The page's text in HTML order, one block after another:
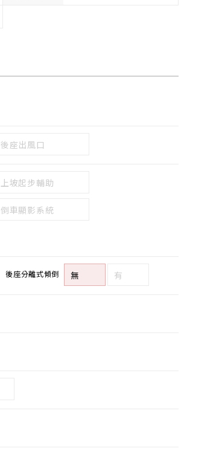
後座出風口
上坡起步輔助
倒車顯影系統
後座分離式傾倒 無 有